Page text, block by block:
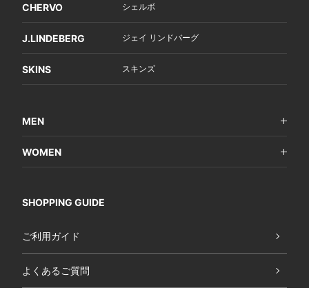
CHERVO シェルボ
J.LINDEBERG ジェイ リンドバーグ
SKINS スキンズ
MEN
WOMEN
SHOPPING GUIDE
ご利用ガイド
よくあるご質問